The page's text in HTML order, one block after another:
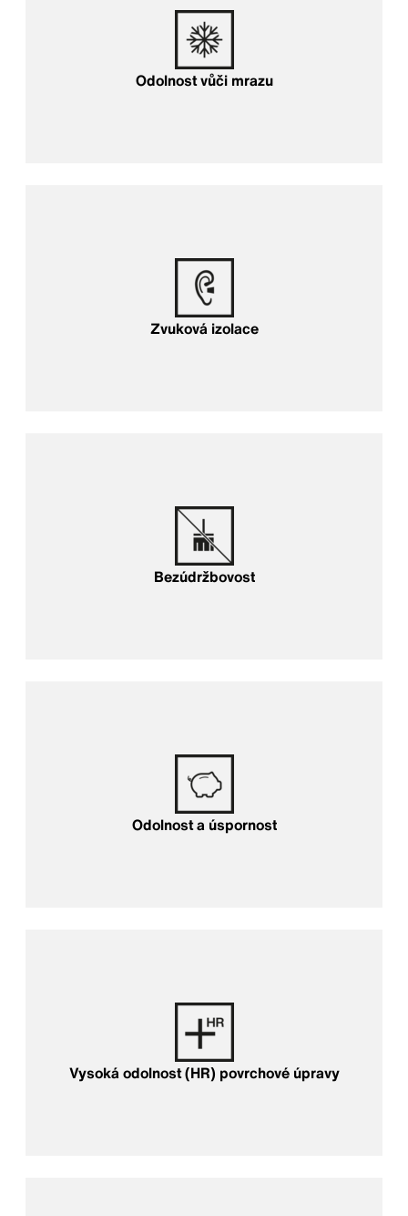
Odolnost vůči mrazu
Zvuková izolace
Bezúdržbovost
Odolnost a úspornost
Vysoká odolnost (HR) povrchové úpravy